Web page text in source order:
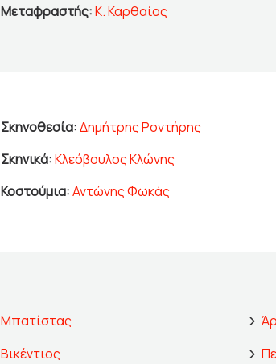
Μεταφραστής:Κ. Καρθαίος
Σκηνοθεσία:Δημήτρης Ροντήρης
Σκηνικά:Κλεόβουλος Κλώνης
Κοστούμια:Αντώνης Φωκάς
Μπατίστας
Βικέντιος